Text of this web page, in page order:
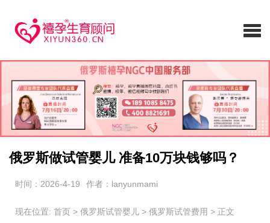
俄罗斯做试管婴儿 准备10万块钱够吗？
时间：2026-4-19 作者：lanyunmami
现在位置: 首页 > 俄罗斯试管婴儿 > 俄罗斯试管费用 > 正文